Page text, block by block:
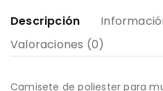
Descripción
Valoraciones (0)
Camisete de poliester para